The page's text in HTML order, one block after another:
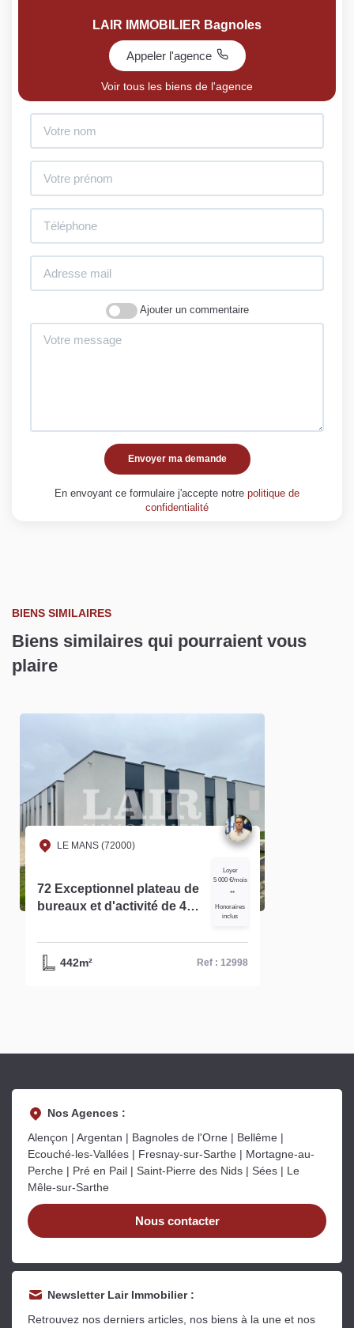
LAIR IMMOBILIER Bagnoles
Appeler l'agence
Voir tous les biens de l'agence
Ajouter un commentaire
Envoyer ma demande
En envoyant ce formulaire j'accepte notre politique de
confidentialité
BIENS SIMILAIRES
Biens similaires qui pourraient vous
plaire
LE MANS (72000)
72 Exceptionnel plateau de
bureaux et d'activité de 440
Réf-12998
Loyer
5 000 €/mois
**
Honoraires
inclus
442m² Ref : 12998
Nos Agences :
Alençon | Argentan | Bagnoles de l'Orne | Bellême |
Ecouché-les-Vallées | Fresnay-sur-Sarthe | Mortagne-au-
Perche | Pré en Pail | Saint-Pierre des Nids | Sées | Le
Mêle-sur-Sarthe
Nous contacter
Newsletter Lair Immobilier :
Retrouvez nos derniers articles, nos biens à la une et nos